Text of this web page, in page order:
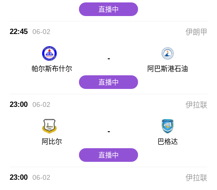
直播中
22:45 06-02 伊朗甲
帕尔斯布什尔
-
阿巴斯港石油
直播中
23:00 06-02 伊拉联
阿比尔
-
巴格达
直播中
23:00 06-02 伊拉联